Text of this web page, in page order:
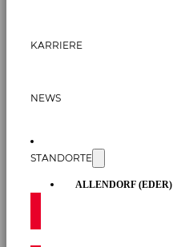
KARRIERE
NEWS
STANDORTE
ALLENDORF (EDER)